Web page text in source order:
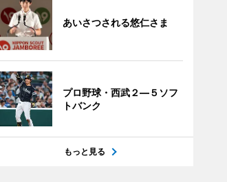
あいさつされる悠仁さま
プロ野球・西武２―５ソフ
トバンク
もっと見る